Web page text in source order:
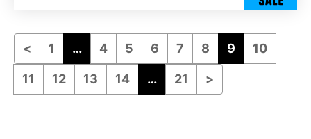
< 1 … 4 5 6 7 8 9 10
11 12 13 14 … 21 >